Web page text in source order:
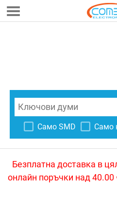
Само SMD Само
Безплатна доставка в
онлайн поръчки над